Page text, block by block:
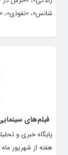
شانس»، «نفوذی»،
فیلم‌های
هفته از شهریور